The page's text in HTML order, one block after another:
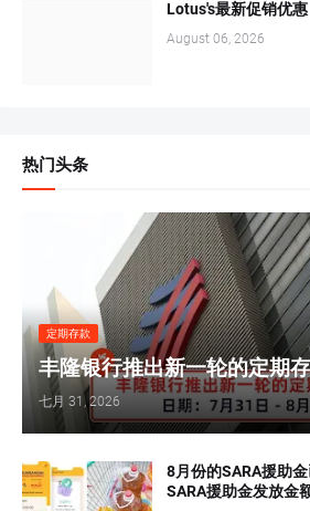
Lotus's最新促销优惠
August 06, 2026
热门头条
定期存款
丰隆银行推出新一轮的定期
七月 31, 2026
8月份的SARA援助
SARA援助金发放金